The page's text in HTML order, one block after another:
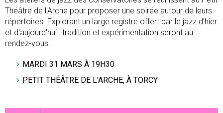
Théâtre de l'Arche pour proposer une soirée autour de leurs
répertoires. Explorant un large registre offert par le jazz d'hier
et d'aujourd'hui : tradition et expérimentation seront au
rendez-vous.
MARDI 31 MARS À 19H30
PETIT THÉÂTRE DE L’ARCHE, À TORCY